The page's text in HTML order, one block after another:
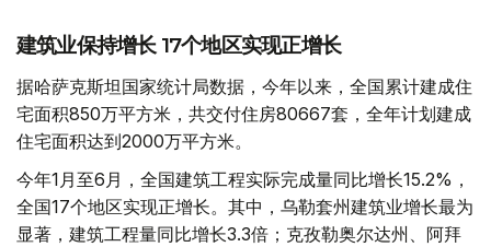
建筑业保持增长 17个地区实现正增长
据哈萨克斯坦国家统计局数据，今年以来，全国累计建成住
宅面积850万平方米，共交付住房80667套，全年计划建成
住宅面积达到2000万平方米。
今年1月至6月，全国建筑工程实际完成量同比增长15.2%，
全国17个地区实现正增长。其中，乌勒套州建筑业增长最为
显著，建筑工程量同比增长3.3倍；克孜勒奥尔达州、阿拜